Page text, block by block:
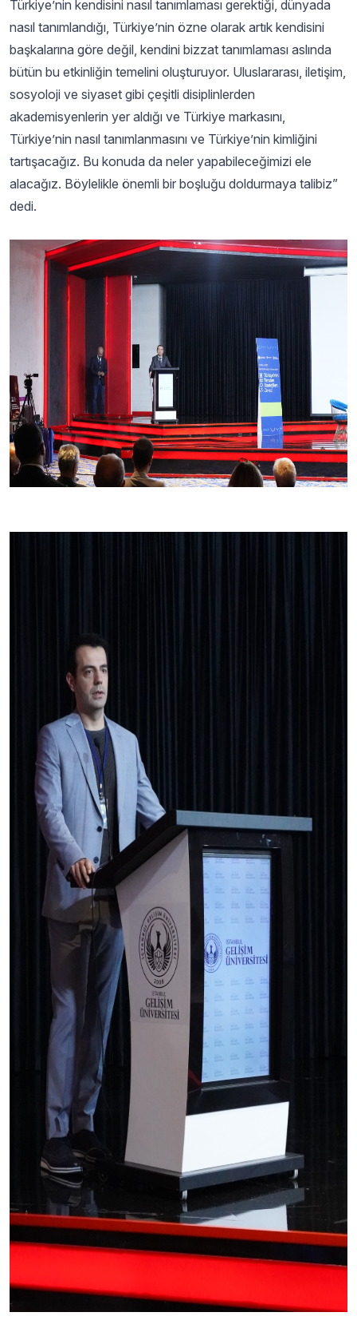
Türkiye’nin kendisini nasıl tanımlaması gerektiği, dünyada
nasıl tanımlandığı, Türkiye’nin özne olarak artık kendisini
başkalarına göre değil, kendini bizzat tanımlaması aslında
bütün bu etkinliğin temelini oluşturuyor. Uluslararası, iletişim,
sosyoloji ve siyaset gibi çeşitli disiplinlerden
akademisyenlerin yer aldığı ve Türkiye markasını,
Türkiye’nin nasıl tanımlanmasını ve Türkiye’nin kimliğini
tartışacağız. Bu konuda da neler yapabileceğimizi ele
alacağız. Böylelikle önemli bir boşluğu doldurmaya talibiz”
dedi.